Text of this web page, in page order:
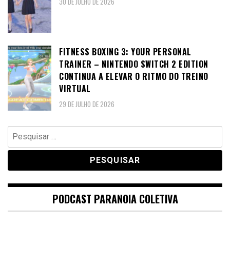
FITNESS BOXING 3: YOUR PERSONAL
TRAINER – NINTENDO SWITCH 2 EDITION
CONTINUA A ELEVAR O RITMO DO TREINO
VIRTUAL
29 DE JULHO DE 2026
Pesquisar
por:
PODCAST PARANOIA COLETIVA